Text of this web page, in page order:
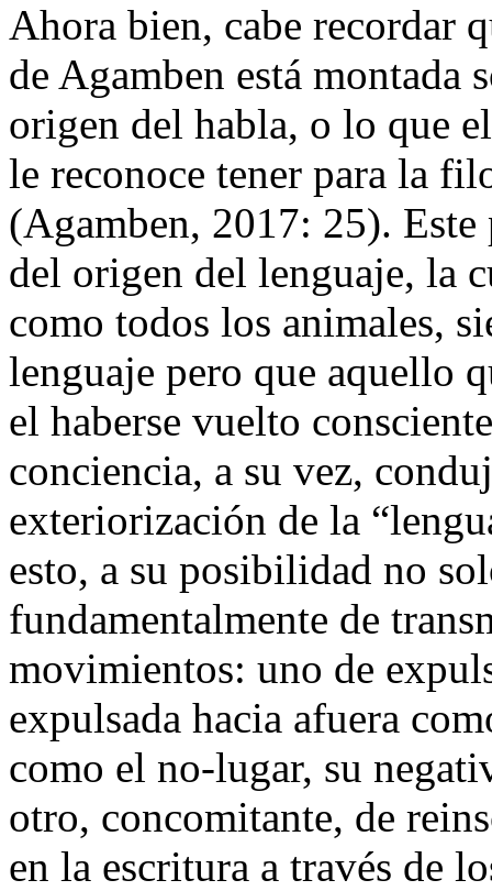
Ahora bien, cabe recordar
de Agamben está montada
origen del habla, o lo que
le reconoce tener para la
(Agamben, 2017: 25). Este
del origen del lenguaje, la
como todos los animales,
lenguaje pero que aquello
el haberse vuelto
conciencia, a su vez,
exteriorización de la
esto, a su posibilidad no
fundamentalmente de
movimientos: uno de
expulsada hacia afuera
como el no-lugar, su
otro, concomitante, de
en la escritura a través de